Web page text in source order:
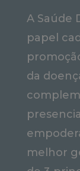
A Saúde
papel
da
melhor